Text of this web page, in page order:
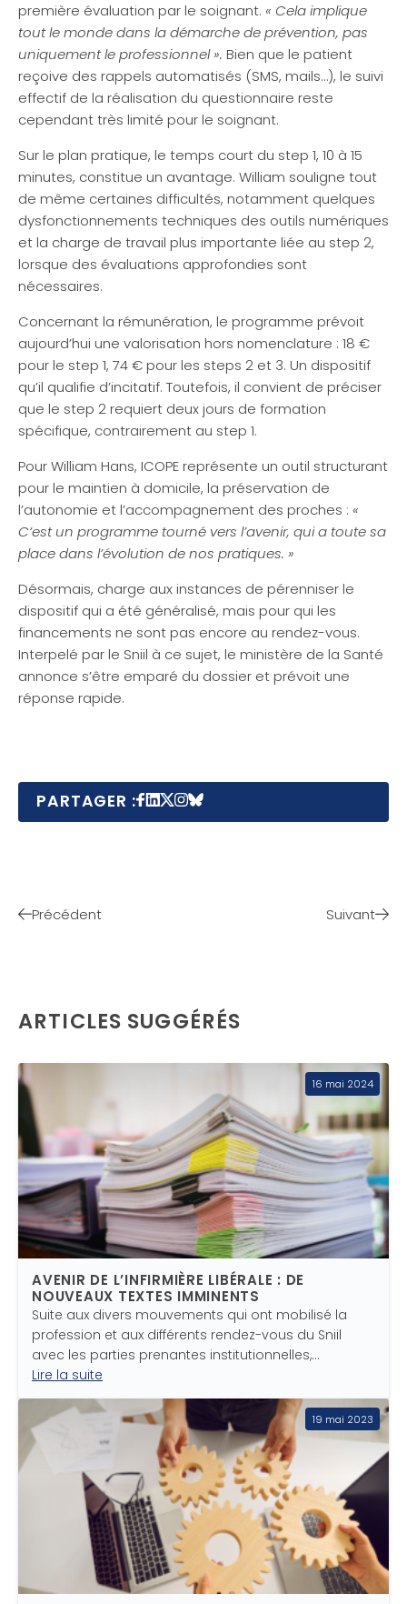
première évaluation par le soignant. « Cela implique
tout le monde dans la démarche de prévention, pas
uniquement le professionnel ». Bien que le patient
reçoive des rappels automatisés (SMS, mails…), le suivi
effectif de la réalisation du questionnaire reste
cependant très limité pour le soignant.
Sur le plan pratique, le temps court du step 1, 10 à 15
minutes, constitue un avantage. William souligne tout
de même certaines difficultés, notamment quelques
dysfonctionnements techniques des outils numériques
et la charge de travail plus importante liée au step 2,
lorsque des évaluations approfondies sont
nécessaires.
Concernant la rémunération, le programme prévoit
aujourd’hui une valorisation hors nomenclature : 18 €
pour le step 1, 74 € pour les steps 2 et 3. Un dispositif
qu’il qualifie d’incitatif. Toutefois, il convient de préciser
que le step 2 requiert deux jours de formation
spécifique, contrairement au step 1.
Pour William Hans, ICOPE représente un outil structurant
pour le maintien à domicile, la préservation de
l’autonomie et l’accompagnement des proches : «
C’est un programme tourné vers l’avenir, qui a toute sa
place dans l’évolution de nos pratiques. »
Désormais, charge aux instances de pérenniser le
dispositif qui a été généralisé, mais pour qui les
financements ne sont pas encore au rendez-vous.
Interpelé par le Sniil à ce sujet, le ministère de la Santé
annonce s’être emparé du dossier et prévoit une
réponse rapide.
PARTAGER :
Précédent Suivant
ARTICLES SUGGÉRÉS
16 mai 2024
AVENIR DE L’INFIRMIÈRE LIBÉRALE : DE
NOUVEAUX TEXTES IMMINENTS
Suite aux divers mouvements qui ont mobilisé la
profession et aux différents rendez-vous du Sniil
avec les parties prenantes institutionnelles,…
Lire la suite
19 mai 2023